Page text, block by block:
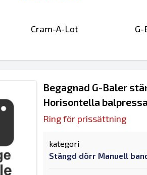
Cram-A-Lot
Begagnad G-Baler
Horisontella
Ring för prissättning
kategori
Stängd dörr Manuell